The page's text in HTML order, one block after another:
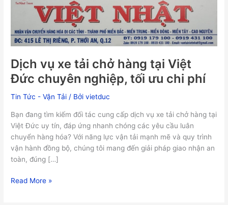
Dịch vụ xe tải chở hàng tại Việt
Đức chuyên nghiệp, tối ưu chi phí
Tin Tức - Vận Tải / Bởivietduc
Bạn đang tìm kiếm đối tác cung cấp dịch vụ xe tải chở hàng tại
Việt Đức uy tín, đáp ứng nhanh chóng các yêu cầu luân
chuyển hàng hóa? Với năng lực vận tải mạnh mẽ và quy trình
vận hành đồng bộ, chúng tôi mang đến giải pháp giao nhận an
toàn, đúng […]
Việt
chuyên
nghiệp,
ưu
chi
phí
Read More »